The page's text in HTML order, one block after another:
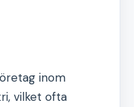
inom
vilket ofta